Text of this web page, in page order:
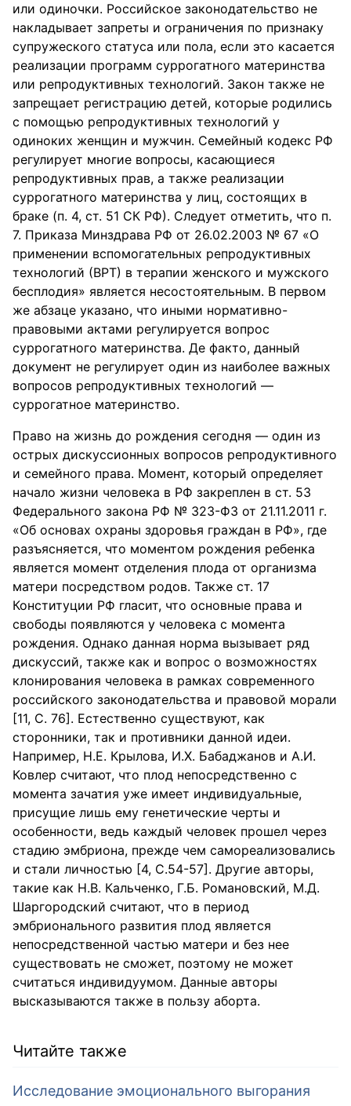
или одиночки. Российское законодательство не
накладывает запреты и ограничения по признаку
супружеского статуса или пола, если это касается
реализации программ суррогатного материнства
или репродуктивных технологий. Закон также не
запрещает регистрацию детей, которые родились
с помощью репродуктивных технологий у
одиноких женщин и мужчин. Семейный кодекс РФ
регулирует многие вопросы, касающиеся
репродуктивных прав, а также реализации
суррогатного материнства у лиц, состоящих в
браке (п. 4, ст. 51 СК РФ). Следует отметить, что п.
7. Приказа Минздрава РФ от 26.02.2003 № 67 «О
применении вспомогательных репродуктивных
технологий (ВРТ) в терапии женского и мужского
бесплодия» является несостоятельным. В первом
же абзаце указано, что иными нормативно-
правовыми актами регулируется вопрос
суррогатного материнства. Де факто, данный
документ не регулирует один из наиболее важных
вопросов репродуктивных технологий —
суррогатное материнство.
Право на жизнь до рождения сегодня — один из
острых дискуссионных вопросов репродуктивного
и семейного права. Момент, который определяет
начало жизни человека в РФ закреплен в ст. 53
Федерального закона РФ № 323-ФЗ от 21.11.2011 г.
«Об основах охраны здоровья граждан в РФ», где
разъясняется, что моментом рождения ребенка
является момент отделения плода от организма
матери посредством родов. Также ст. 17
Конституции РФ гласит, что основные права и
свободы появляются у человека с момента
рождения. Однако данная норма вызывает ряд
дискуссий, также как и вопрос о возможностях
клонирования человека в рамках современного
российского законодательства и правовой морали
[11, С. 76]. Естественно существуют, как
сторонники, так и противники данной идеи.
Например, Н.Е. Крылова, И.Х. Бабаджанов и А.И.
Ковлер считают, что плод непосредственно с
момента зачатия уже имеет индивидуальные,
присущие лишь ему генетические черты и
особенности, ведь каждый человек прошел через
стадию эмбриона, прежде чем самореализовались
и стали личностью [4, С.54-57]. Другие авторы,
такие как Н.В. Кальченко, Г.Б. Романовский, М.Д.
Шаргородский считают, что в период
эмбрионального развития плод является
непосредственной частью матери и без нее
существовать не сможет, поэтому не может
считаться индивидуумом. Данные авторы
высказываются также в пользу аборта.
Читайте также
Исследование эмоционального выгорания